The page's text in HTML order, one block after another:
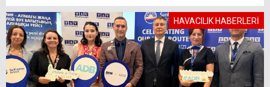
HAVACILIK HABERLERİ